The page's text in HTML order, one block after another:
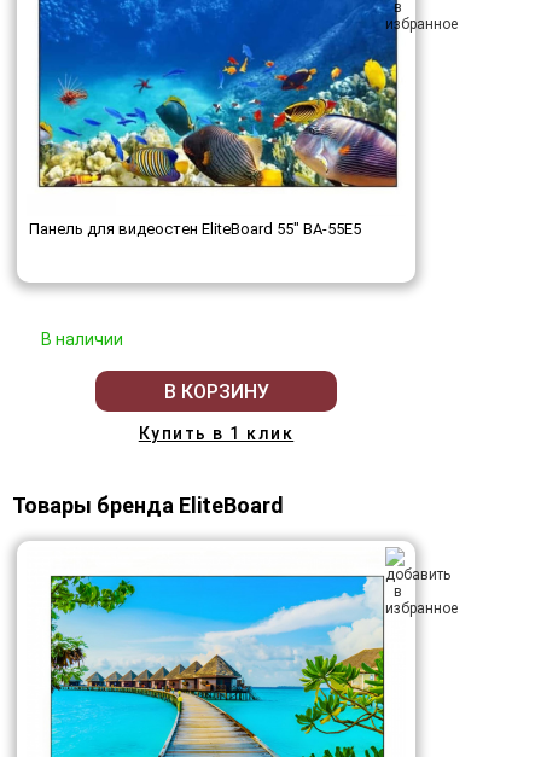
Панель для видеостен EliteBoard 55" BA-55E5
В наличии
В КОРЗИНУ
Купить в 1 клик
Товары бренда EliteBoard